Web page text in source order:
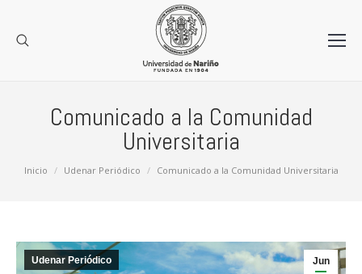
Comunicado a la Comunidad
Universitaria
Estás aquí:
Inicio Udenar Periódico Comunicado a la Comunidad Universitaria
Jun
Udenar Periódico